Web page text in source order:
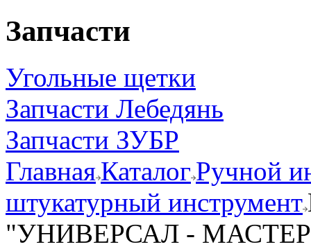
Запчасти
Угольные щетки
Запчасти Лебедянь
Запчасти ЗУБР
ГлавнаяКаталог Ручной
штукатурный инструмент
"УНИВЕРСАЛ -